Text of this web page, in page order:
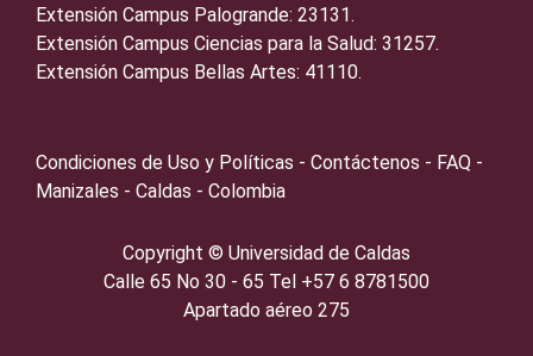
Extensión Campus Palogrande: 23131.
Extensión Campus Ciencias para la Salud: 31257.
Extensión Campus Bellas Artes: 41110.
Condiciones de Uso y Políticas - Contáctenos - FAQ -
Manizales - Caldas - Colombia
Copyright ©️ Universidad de Caldas
Calle 65 No 30 - 65 Tel +57 6 8781500
Apartado aéreo 275